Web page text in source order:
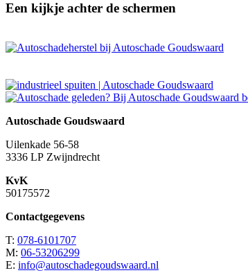
Een kijkje achter de schermen
Autoschade Goudswaard
Uilenkade 56-58
3336 LP Zwijndrecht
KvK
50175572
Contactgegevens
T: 078-6101707
M: 06-53206299
E: info@autoschadegoudswaard.nl